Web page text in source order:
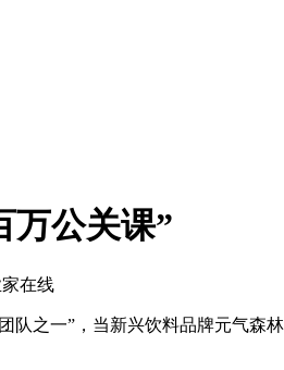
万公关课”
在线
之一”，当新兴饮料品牌元气